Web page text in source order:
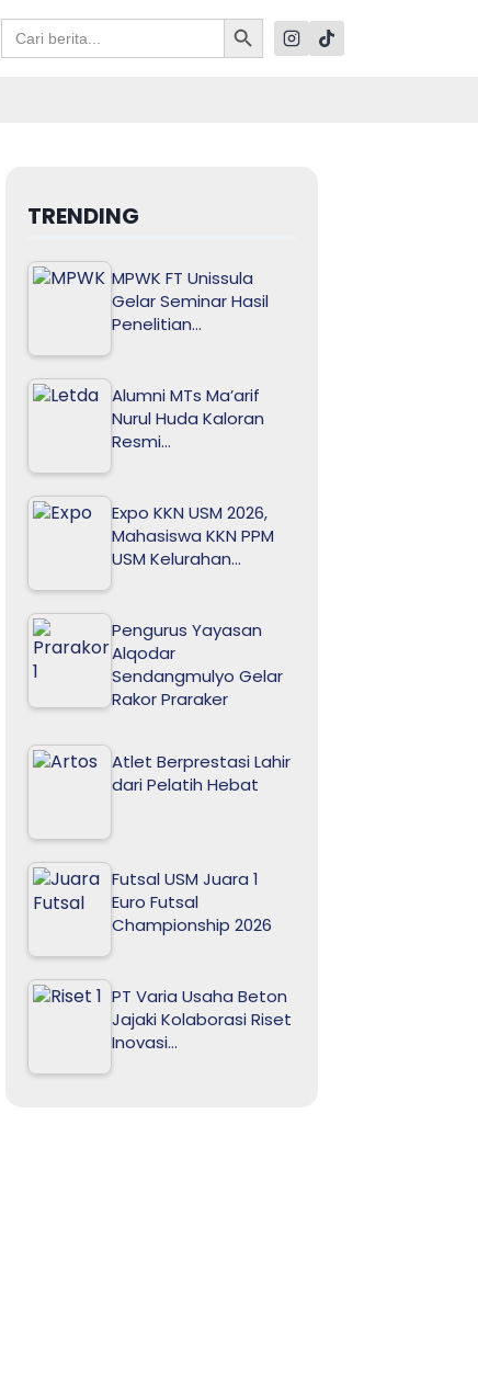
Search
for:
Search Button
TRENDING
MPWK FT Unissula
Gelar Seminar Hasil
Penelitian…
Alumni MTs Ma’arif
Nurul Huda Kaloran
Resmi…
Expo KKN USM 2026,
Mahasiswa KKN PPM
USM Kelurahan…
Pengurus Yayasan
Alqodar
Sendangmulyo Gelar
Rakor Praraker
Atlet Berprestasi Lahir
dari Pelatih Hebat
Futsal USM Juara 1
Euro Futsal
Championship 2026
PT Varia Usaha Beton
Jajaki Kolaborasi Riset
Inovasi…